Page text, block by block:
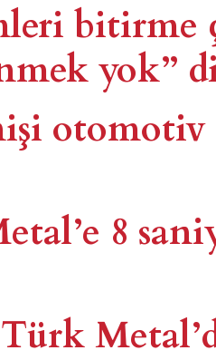
bitirme
yok”
otomotiv
8